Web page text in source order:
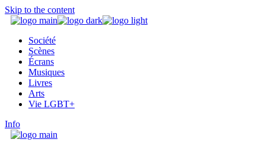
Skip to the content
Société
Scènes
Écrans
Musiques
Livres
Arts
Vie LGBT+
Info